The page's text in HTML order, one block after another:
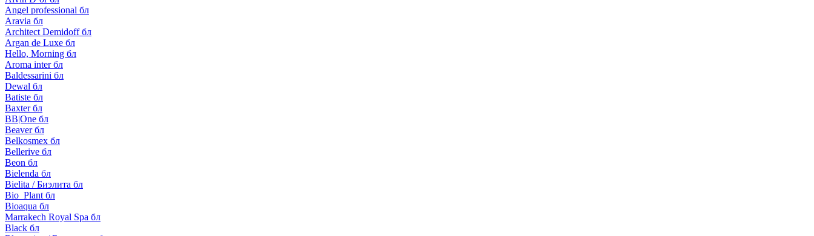
Angel professional бл
Aravia бл
Architect Demidoff бл
Argan de Luxe бл
Hello, Morning бл
Aroma inter бл
Baldessarini бл
Dewal бл
Batiste бл
Baxter бл
BB|One бл
Beaver бл
Belkosmex бл
Bellerive бл
Beon бл
Bielenda бл
Bielita / Биэлита бл
Bio_Plant бл
Bioaqua бл
Marrakech Royal Spa бл
Black бл